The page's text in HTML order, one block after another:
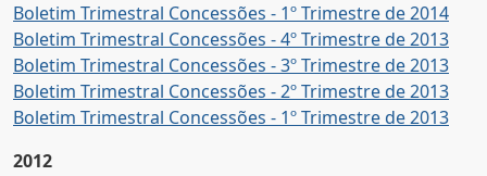
Boletim Trimestral Concessões - 1º Trimestre de 2014
Boletim Trimestral Concessões - 4º Trimestre de 2013
Boletim Trimestral Concessões - 3º Trimestre de 2013
Boletim Trimestral Concessões - 2º Trimestre de 2013
Boletim Trimestral Concessões - 1º Trimestre de 2013
2012